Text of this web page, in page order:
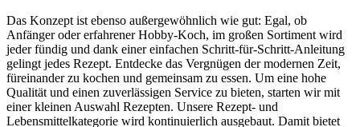
Das Konzept ist ebenso außergewöhnlich wie gut: Egal, ob
Anfänger oder erfahrener Hobby-Koch, im großen Sortiment wird
jeder fündig und dank einer einfachen Schritt-für-Schritt-Anleitung
gelingt jedes Rezept. Entdecke das Vergnügen der modernen Zeit,
füreinander zu kochen und gemeinsam zu essen. Um eine hohe
Qualität und einen zuverlässigen Service zu bieten, starten wir mit
einer kleinen Auswahl Rezepten. Unsere Rezept- und
Lebensmittelkategorie wird kontinuierlich ausgebaut. Damit bietet